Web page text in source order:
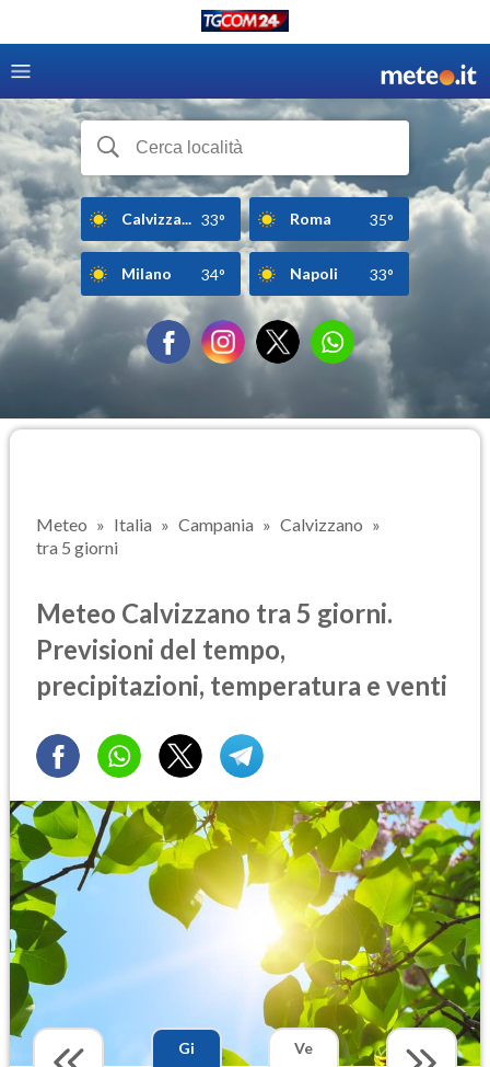
Calvizza... 33° Roma 35°
Milano 34° Napoli 33°
Meteo Italia Campania
Calvizzano
tra 5 giorni
Meteo Calvizzano tra 5 giorni.
Previsioni del tempo,
precipitazioni, temperatura e venti
Gi
Ve